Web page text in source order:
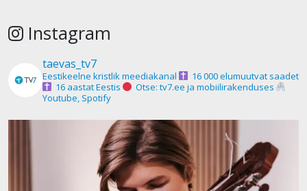
Instagram
taevas_tv7
Eestikeelne kristlik meediakanal
16 000 elumuutvat saadet
16 aastat Eestis
Otse: tv7.ee ja mobiilirakenduses
Youtube, Spotify